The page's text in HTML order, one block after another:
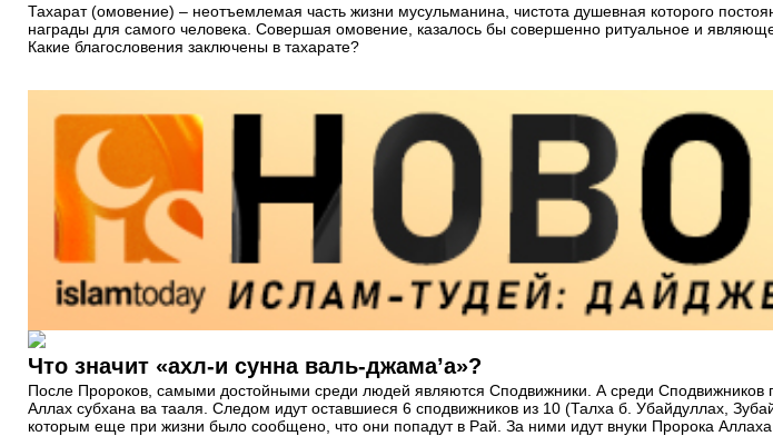
Тахарат (омовение) – неотъемлемая часть жизни мусульманина, чистота душевная которого
награды для самого человека. Совершая омовение, казалось бы совершенно ритуальное и
Какие благословения заключены в тахарате?
Что значит «ахл-и сунна валь-джама’a»?
После Пророков, самыми достойными среди людей являются Сподвижники. А среди
Аллах субхана ва тааля. Следом идут оставшиеся 6 сподвижников из 10 (Талха б. Убайдуллах,
которым еще при жизни было сообщено, что они попадут в Рай. За ними идут внуки Пророка Аллаха